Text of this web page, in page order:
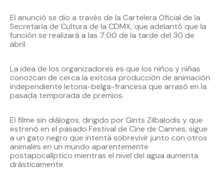
El anunció se dio a través de la Cartelera Oficial de la
Secretaría de Cultura de la CDMX, que adelantó que la
función se realizará a las 7:00 de la tarde del 30 de
abril.
La idea de los organizadores es que los niños y niñas
conozcan de cerca la exitosa producción de animación
independiente letona-belga-francesa que arrasó en la
pasada temporada de premios.
El filme sin diálogos, dirigido por Gints Zilbalodis y que
estrenó en el pasado Festival de Cine de Cannes, sigue
a un gato negro que intenta sobrevivir junto con otros
animales en un mundo aparentemente
postapocalíptico mientras el nivel del agua aumenta
drásticamente.